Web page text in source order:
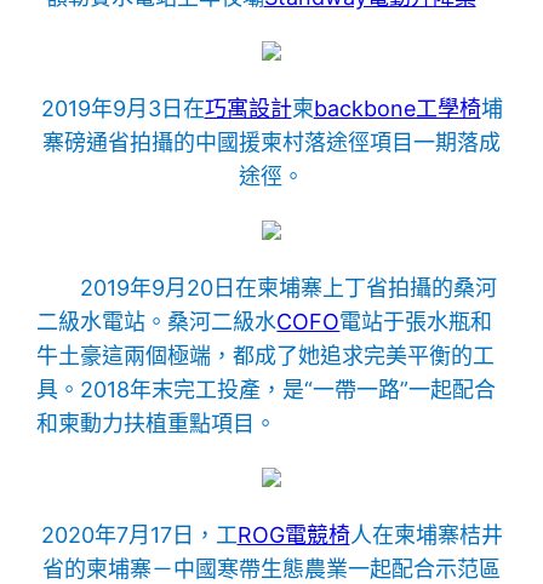
2019年9月3日在巧寓設計柬backbone工學椅埔
寨磅通省拍攝的中國援柬村落途徑項目一期落成
途徑。
2019年9月20日在柬埔寨上丁省拍攝的桑河
二級水電站。桑河二級水COFO電站于張水瓶和
牛土豪這兩個極端，都成了她追求完美平衡的工
具。2018年末完工投產，是“一帶一路”一起配合
和柬動力扶植重點項目。
2020年7月17日，工ROG電競椅人在柬埔寨桔井
省的柬埔寨－中國寒帶生態農業一起配合示范區